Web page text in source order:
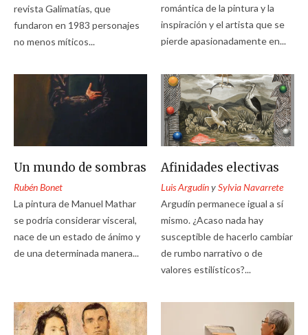
revista Galimatías, que
fundaron en 1983 personajes
no menos míticos...
romántica de la pintura y la
inspiración y el artista que se
pierde apasionadamente en...
Un mundo de sombras
Rubén Bonet
La pintura de Manuel Mathar
se podría considerar visceral,
nace de un estado de ánimo y
de una determinada manera...
Afinidades electivas
Luis ArgudínySylvia Navarrete
Argudín permanece igual a sí
mismo. ¿Acaso nada hay
susceptible de hacerlo cambiar
de rumbo narrativo o de
valores estilísticos?...